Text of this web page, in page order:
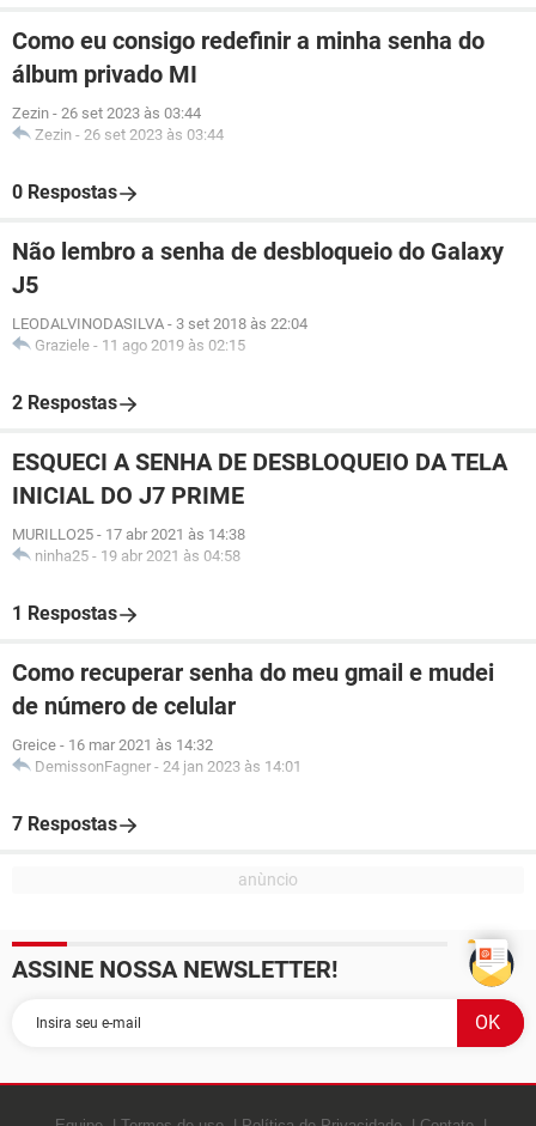
Como eu consigo redefinir a minha senha do
álbum privado MI
Zezin - 26 set 2023 às 03:44
Zezin - 26 set 2023 às 03:44
0 Respostas
Não lembro a senha de desbloqueio do Galaxy
J5
LEODALVINODASILVA - 3 set 2018 às 22:04
Graziele - 11 ago 2019 às 02:15
2 Respostas
ESQUECI A SENHA DE DESBLOQUEIO DA TELA
INICIAL DO J7 PRIME
MURILLO25 - 17 abr 2021 às 14:38
ninha25 - 19 abr 2021 às 04:58
1 Respostas
Como recuperar senha do meu gmail e mudei
de número de celular
Greice - 16 mar 2021 às 14:32
DemissonFagner - 24 jan 2023 às 14:01
7 Respostas
ASSINE NOSSA NEWSLETTER!